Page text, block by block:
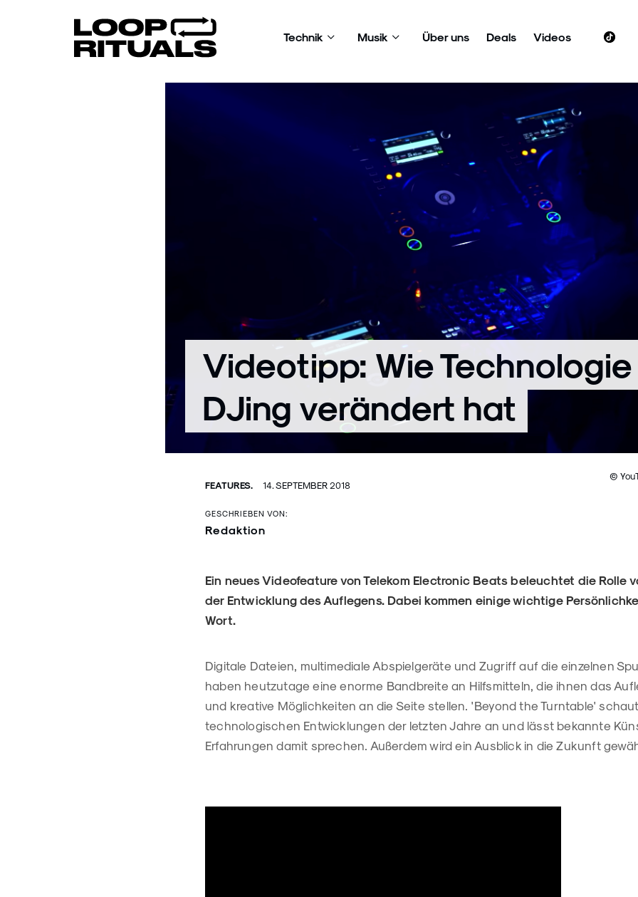
Technik Musik Über uns Deals Videos
©
Videotipp: Wie
DJing verändert hat
FEATURES. 14. SEPTEMBER 2018
GESCHRIEBEN VON:
Redaktion
Ein neues Videofeature von Telekom Electronic Beats beleuchtet die Rolle
der Entwicklung des Auflegens. Dabei kommen einige wichtige
Wort.
Digitale Dateien, multimediale Abspielgeräte und Zugriff auf die einzelnen
haben heutzutage eine enorme Bandbreite an Hilfsmitteln, die ihnen das
und kreative Möglichkeiten an die Seite stellen. 'Beyond the Turntable'
technologischen Entwicklungen der letzten Jahre an und lässt bekannte
Erfahrungen damit sprechen. Außerdem wird ein Ausblick in die Zukunft